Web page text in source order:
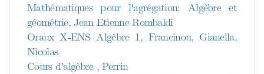
Mathématiques pour l'agrégation: Algèbre et
géométrie, Jean Etienne Rombaldi
Oraux X-ENS Algèbre 1, Francinou, Gianella,
Nicolas
Cours d'algèbre , Perrin